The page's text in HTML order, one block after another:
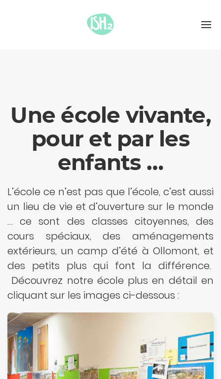
Une école vivante,
pour et par les
enfants …
L’école ce n’est pas que l’école, c’est aussi
un lieu de vie et d’ouverture sur le monde
… ce sont des classes citoyennes, des
cours spéciaux, des aménagements
extérieurs, un camp d’été à Ollomont, et
des petits plus qui font la différence.
Découvrez notre école plus en détail en
cliquant sur les images ci-dessous :